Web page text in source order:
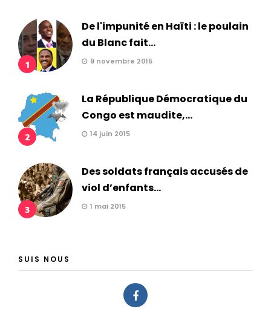
1
De l'impunité en Haïti : le poulain
du Blanc fait...
9 novembre 2015
2
La République Démocratique du
Congo est maudite,...
14 juin 2015
3
Des soldats français accusés de
viol d’enfants...
1 mai 2015
SUIS NOUS